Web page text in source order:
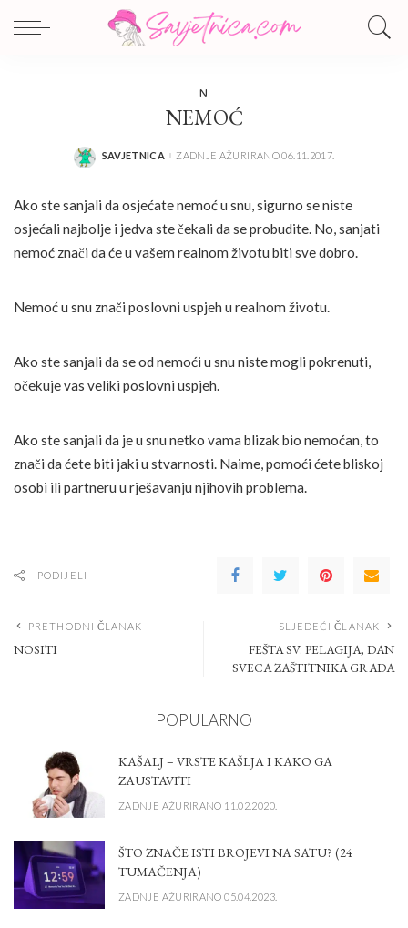
N
NEMOĆ
POSTED
SAVJETNICA ZADNJE AŽURIRANO 06.11.2017.
Ako ste sanjali da osjećate nemoć u snu, sigurno se niste
osjećali najbolje i jedva ste čekali da se probudite. No, sanjati
nemoć znači da će u vašem realnom životu biti sve dobro.
Nemoć u snu znači poslovni uspjeh u realnom životu.
Ako ste sanjali da se od nemoći u snu niste mogli pokrenuti,
očekuje vas veliki poslovni uspjeh.
Ako ste sanjali da je u snu netko vama blizak bio nemoćan, to
znači da ćete biti jaki u stvarnosti. Naime, pomoći ćete bliskoj
osobi ili partneru u rješavanju njihovih problema.
PODIJELI
PRETHODNI ČLANAK
NOSITI
SLJEDEĆI ČLANAK
FEŠTA SV. PELAGIJA, DAN
SVECA ZAŠTITNIKA GRADA
POPULARNO
KAŠALJ – VRSTE KAŠLJA I KAKO GA
ZAUSTAVITI
ZADNJE AŽURIRANO 11.02.2020.
ŠTO ZNAČE ISTI BROJEVI NA SATU? (24
TUMAČENJA)
ZADNJE AŽURIRANO 05.04.2023.